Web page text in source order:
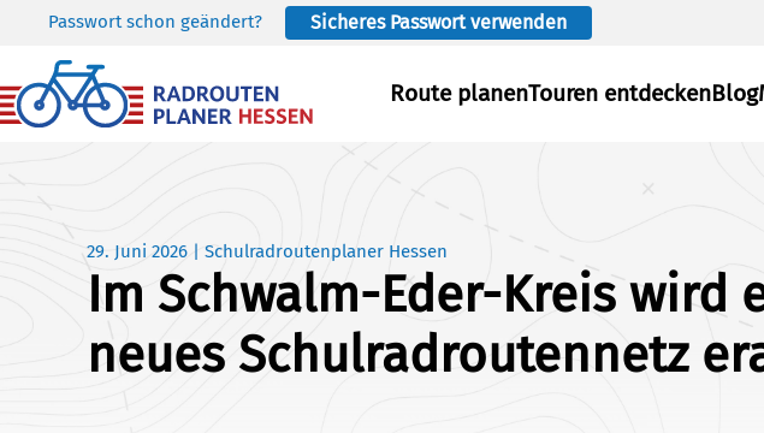
Skip to main content
Passwort schon geändert? Sicheres Passwort verwenden
Route planenTouren entdeckenBlog
29. Juni 2026 | Schulradroutenplaner Hessen
Im Schwalm-Eder-Kreis wird
neues Schulradroutennetz